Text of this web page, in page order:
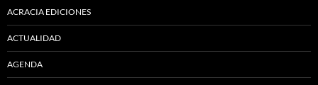
ACRACIA EDICIONES
ACTUALIDAD
AGENDA